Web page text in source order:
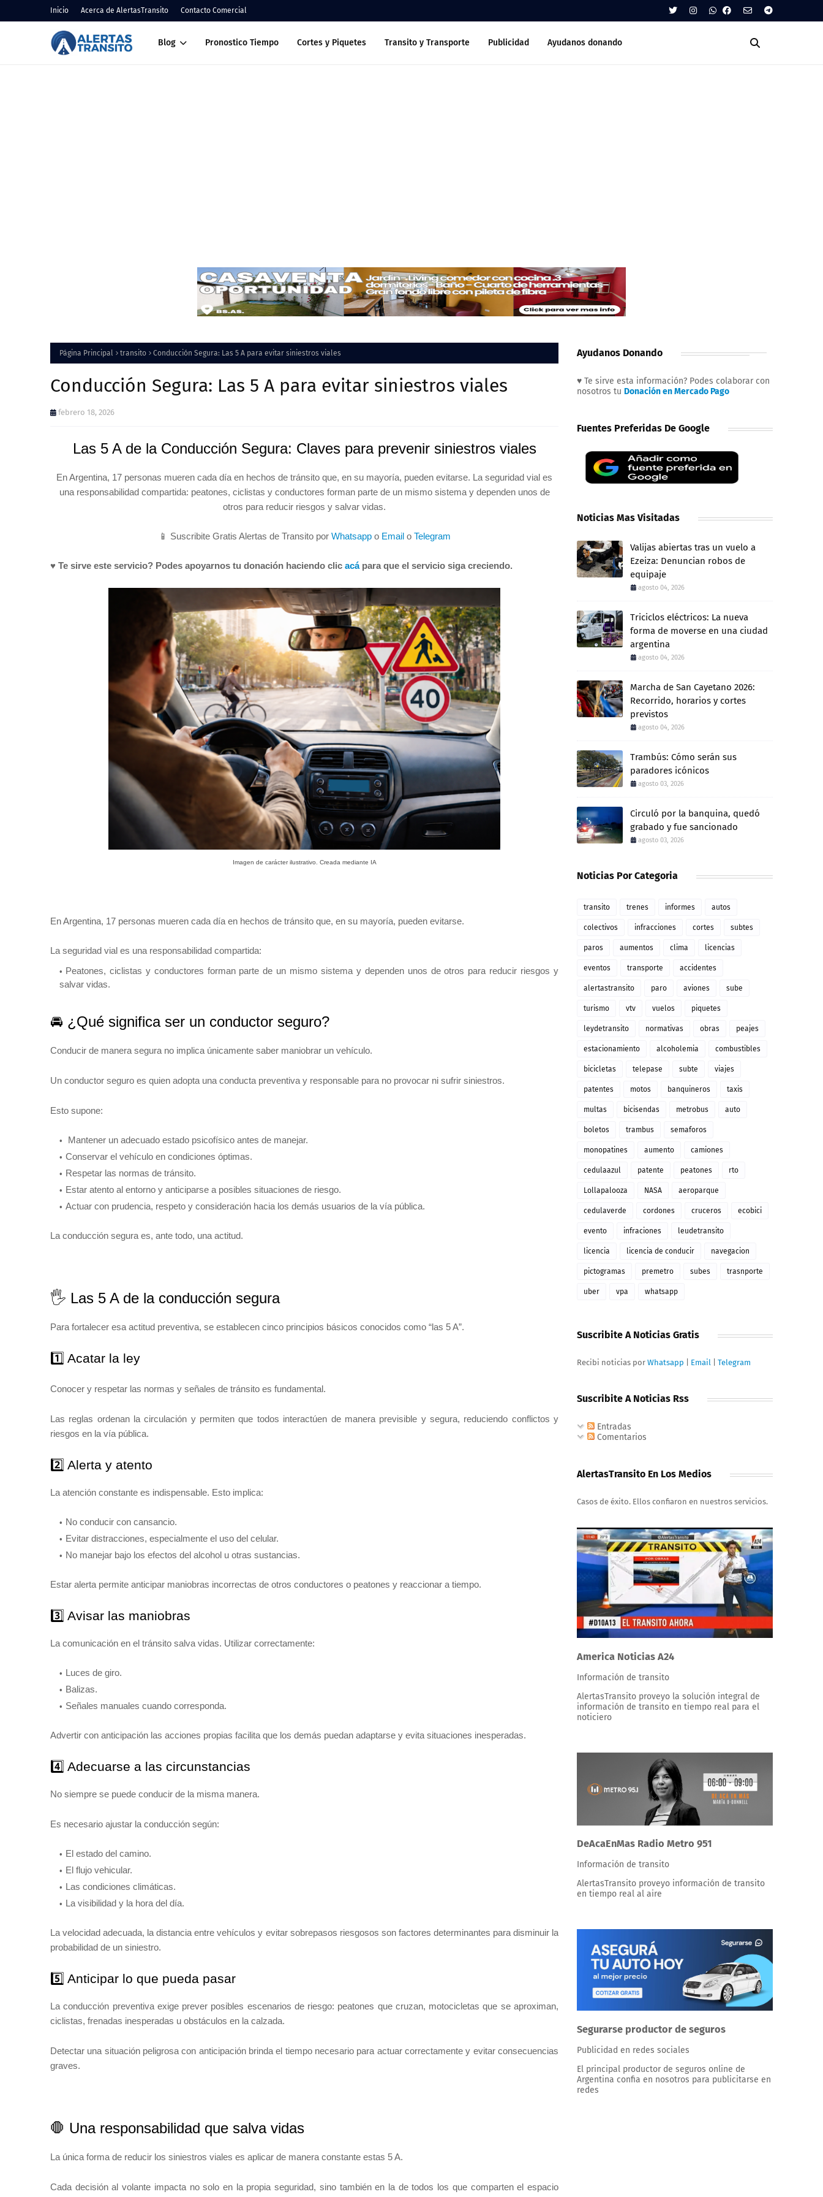
Inicio Acerca de AlertasTransito Contacto Comercial
Blog Pronostico Tiempo Cortes y Piquetes Transito y Transporte Publicidad Ayudanos donando
Página Principal transito Conducción Segura: Las 5 A para evitar siniestros viales
Conducción Segura: Las 5 A para evitar siniestros viales
febrero 18, 2026
Las 5 A de la Conducción Segura: Claves para prevenir siniestros viales
En Argentina, 17 personas mueren cada día en hechos de tránsito que, en su mayoría, pueden evitarse. La seguridad vial es
una responsabilidad compartida: peatones, ciclistas y conductores forman parte de un mismo sistema y dependen unos de
otros para reducir riesgos y salvar vidas.
📱 Suscribite Gratis Alertas de Transito por Whatsappo Emailo Telegram
♥ Te sirve este servicio? Podes apoyarnos tu donación haciendo clic acápara que el servicio siga creciendo.
Imagen de carácter ilustrativo. Creada mediante IA
En Argentina, 17 personas mueren cada día en hechos de tránsito que, en su mayoría, pueden evitarse.
La seguridad vial es una responsabilidad compartida:
Peatones, ciclistas y conductores forman parte de un mismo sistema y dependen unos de otros para reducir riesgos y
salvar vidas.
🚘 ¿Qué significa ser un conductor seguro?
Conducir de manera segura no implica únicamente saber maniobrar un vehículo.
Un conductor seguro es quien adopta una conducta preventiva y responsable para no provocar ni sufrir siniestros.
Esto supone:
Mantener un adecuado estado psicofísico antes de manejar.
Conservar el vehículo en condiciones óptimas.
Respetar las normas de tránsito.
Estar atento al entorno y anticiparse a posibles situaciones de riesgo.
Actuar con prudencia, respeto y consideración hacia los demás usuarios de la vía pública.
La conducción segura es, ante todo, una actitud.
🖐️ Las 5 A de la conducción segura
Para fortalecer esa actitud preventiva, se establecen cinco principios básicos conocidos como “las 5 A”.
1️⃣ Acatar la ley
Conocer y respetar las normas y señales de tránsito es fundamental.
Las reglas ordenan la circulación y permiten que todos interactúen de manera previsible y segura, reduciendo conflictos y
riesgos en la vía pública.
2️⃣ Alerta y atento
La atención constante es indispensable. Esto implica:
No conducir con cansancio.
Evitar distracciones, especialmente el uso del celular.
No manejar bajo los efectos del alcohol u otras sustancias.
Estar alerta permite anticipar maniobras incorrectas de otros conductores o peatones y reaccionar a tiempo.
3️⃣ Avisar las maniobras
La comunicación en el tránsito salva vidas. Utilizar correctamente:
Luces de giro.
Balizas.
Señales manuales cuando corresponda.
Advertir con anticipación las acciones propias facilita que los demás puedan adaptarse y evita situaciones inesperadas.
4️⃣ Adecuarse a las circunstancias
No siempre se puede conducir de la misma manera.
Es necesario ajustar la conducción según:
El estado del camino.
El flujo vehicular.
Las condiciones climáticas.
La visibilidad y la hora del día.
La velocidad adecuada, la distancia entre vehículos y evitar sobrepasos riesgosos son factores determinantes para disminuir la
probabilidad de un siniestro.
5️⃣ Anticipar lo que pueda pasar
La conducción preventiva exige prever posibles escenarios de riesgo: peatones que cruzan, motocicletas que se aproximan,
ciclistas, frenadas inesperadas u obstáculos en la calzada.
Detectar una situación peligrosa con anticipación brinda el tiempo necesario para actuar correctamente y evitar consecuencias
graves.
🛑 Una responsabilidad que salva vidas
La única forma de reducir los siniestros viales es aplicar de manera constante estas 5 A.
Cada decisión al volante impacta no solo en la propia seguridad, sino también en la de todos los que comparten el espacio
Ayudanos Donando
♥ Te sirve esta información? Podes colaborar con
nosotros tu Donación en Mercado Pago
Fuentes Preferidas De Google
Noticias Mas Visitadas
Valijas abiertas tras un vuelo a
Ezeiza: Denuncian robos de
equipaje
agosto 04, 2026
Triciclos eléctricos: La nueva
forma de moverse en una ciudad
argentina
agosto 04, 2026
Marcha de San Cayetano 2026:
Recorrido, horarios y cortes
previstos
agosto 04, 2026
Trambús: Cómo serán sus
paradores icónicos
agosto 03, 2026
Circuló por la banquina, quedó
grabado y fue sancionado
agosto 03, 2026
Noticias Por Categoria
transito trenes informes autos
colectivos infracciones cortes subtes
paros aumentos clima licencias
eventos transporte accidentes
alertastransito paro aviones sube
turismo vtv vuelos piquetes
leydetransito normativas obras peajes
estacionamiento alcoholemia combustibles
bicicletas telepase subte viajes
patentes motos banquineros taxis
multas bicisendas metrobus auto
boletos trambus semaforos
monopatines aumento camiones
cedulaazul patente peatones rto
Lollapalooza NASA aeroparque
cedulaverde cordones cruceros ecobici
evento infraciones leudetransito
licencia licencia de conducir navegacion
pictogramas premetro subes trasnporte
uber vpa whatsapp
Suscribite A Noticias Gratis
Recibi noticias por Whatsapp Email Telegram
Suscribite A Noticias Rss
Entradas
Comentarios
AlertasTransito En Los Medios
Casos de éxito. Ellos confiaron en nuestros servicios.
America Noticias A24
Información de transito
AlertasTransito proveyo la solución integral de
información de transito en tiempo real para el
noticiero
DeAcaEnMas Radio Metro 951
Información de transito
AlertasTransito proveyo información de transito
en tiempo real al aire
Segurarse productor de seguros
Publicidad en redes sociales
El principal productor de seguros online de
Argentina confia en nosotros para publicitarse en
redes